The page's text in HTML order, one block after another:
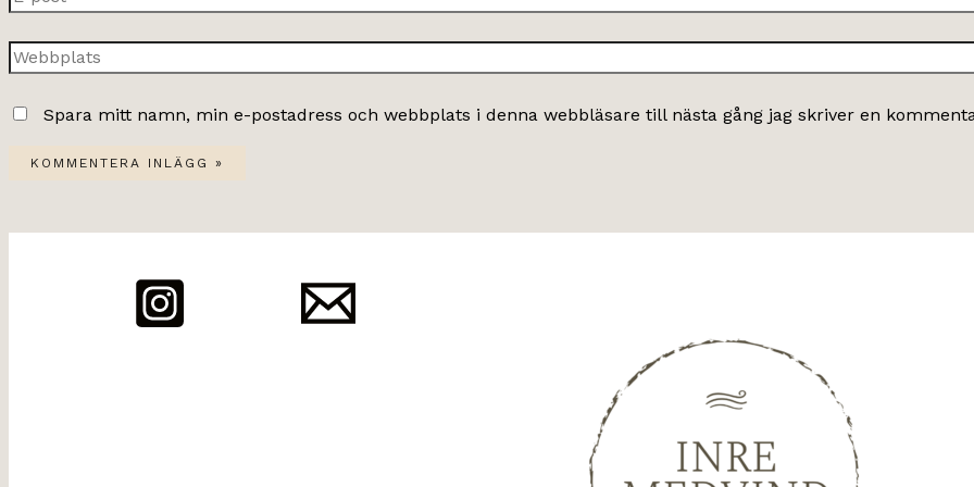
post*
Webbplats
Spara mitt namn, min e-postadress och webbplats i denna webbläsare till nästa gång jag skriver en